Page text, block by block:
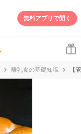
無料アプリで開く
離乳食の基礎知識 【